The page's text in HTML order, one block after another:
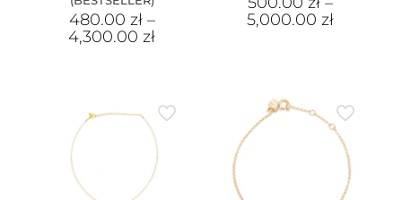
480.00 zł–
4,300.00zł
5,000.00 zł